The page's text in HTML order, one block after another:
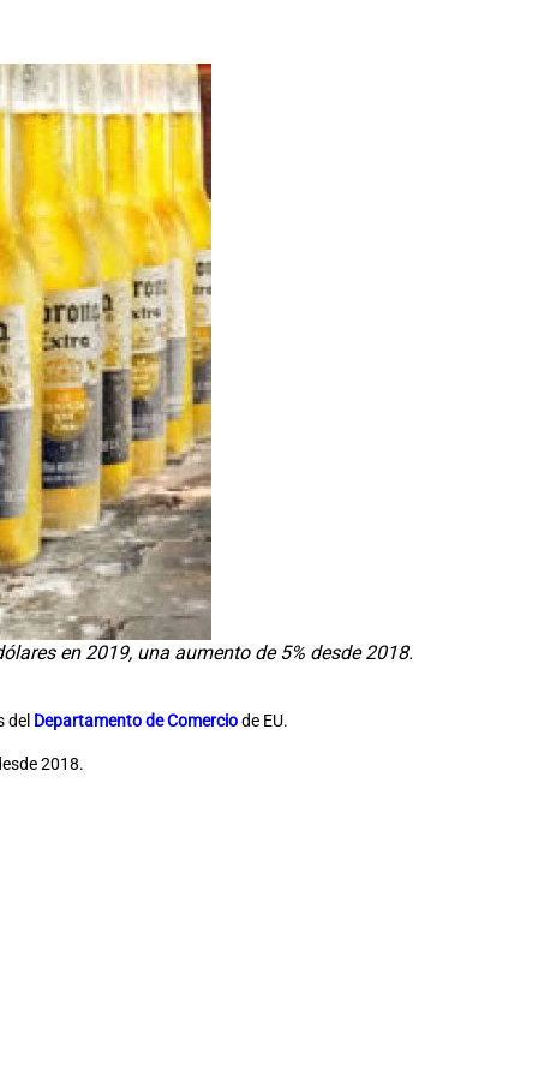
en 2019, una aumento de 5% desde 2018.
del Departamento de Comerciode EU.
2018.